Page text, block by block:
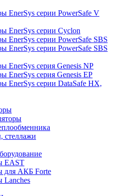
EnerSys серии PowerSafe V
EnerSys серии Cyclon
EnerSys серии PowerSafe SBS
EnerSys серии PowerSafe SBS
EnerSys серия Genesis NP
EnerSys серия Genesis EP
EnerSys серии DataSafe HX,
стеллажи
EAST
для АКБ Forte
Lanches